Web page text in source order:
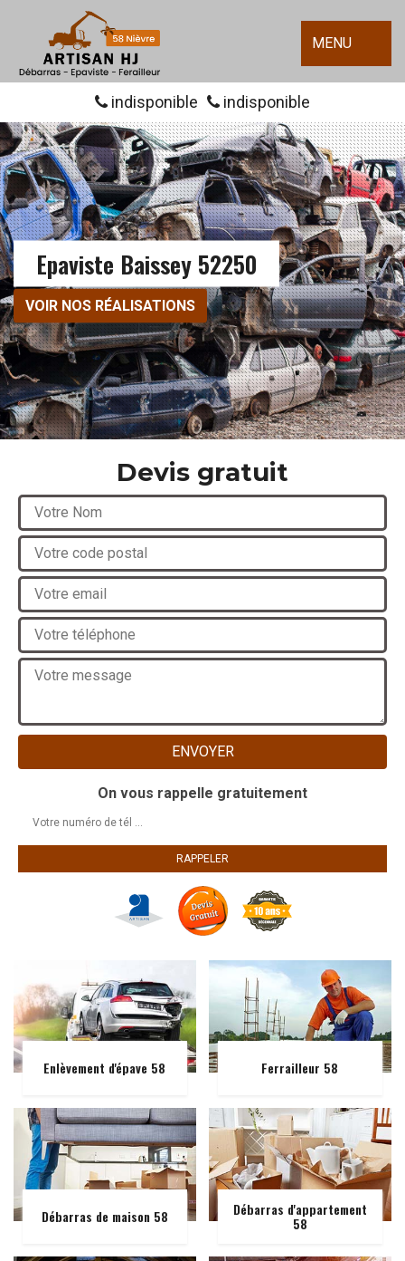
MENU
indisponible indisponible
Epaviste Baissey 52250
VOIR NOS RÉALISATIONS
Devis gratuit
On vous rappelle gratuitement
Enlèvement d'épave 58 Ferrailleur 58
Débarras de maison 58 Débarras d'appartement
58